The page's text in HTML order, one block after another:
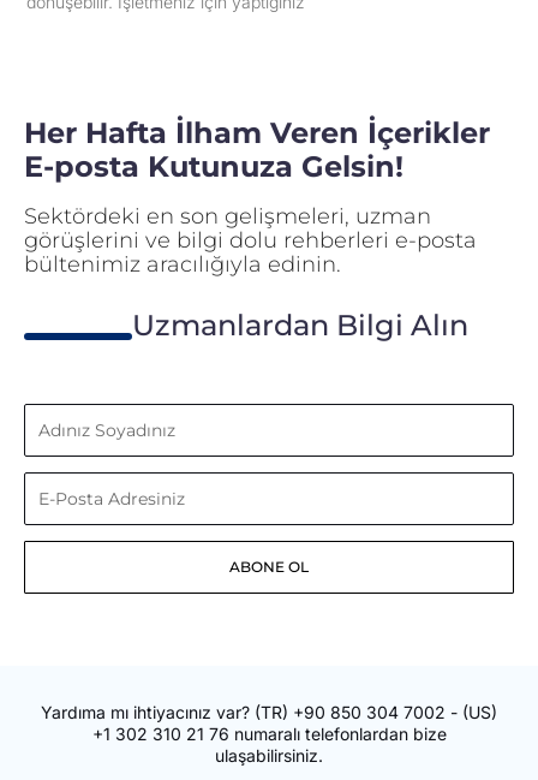
Her Hafta İlham Veren İçerikler
E-posta Kutunuza Gelsin!
Sektördeki en son gelişmeleri, uzman
görüşlerini ve bilgi dolu rehberleri e-posta
bültenimiz aracılığıyla edinin.
Uzmanlardan Bilgi Alın
Adınız
Soyadınız
E-
Posta
ABONE OL
Yardıma mı ihtiyacınız var? (TR) +90 850 304 7002 - (US)
+1 302 310 21 76 numaralı telefonlardan bize
ulaşabilirsiniz.